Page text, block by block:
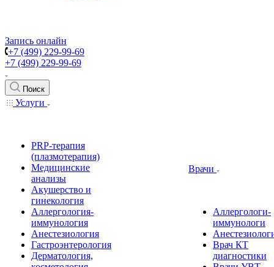
Запись онлайн
+7 (499) 229-99-69
+7 (499) 229-99-69
Поиск
Услуги
PRP-терапия
(плазмотерапия)
Медицинские
анализы
Акушерство и
гинекология
Аллергология-
иммунология
Анестезиология
Гастроэнтерология
Дерматология,
Врачи
Аллергологи-
иммунологи
Врач КТ
диагностики